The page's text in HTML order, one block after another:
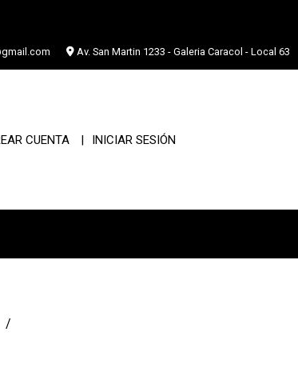
Av. San Martin 1233 - Galeria Caracol - Local 63
CUENTA INICIAR SESIÓN